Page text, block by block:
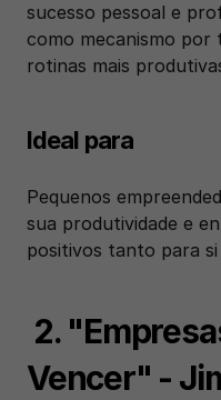
sucesso pessoal e
como mecanismo por
rotinas mais
Ideal para
Pequenos
sua produtividade e
positivos tanto para
2.
Vencer" -